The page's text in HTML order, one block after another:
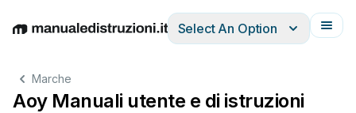
EnglishDeutschEspañolItalianoFrançais
Select An Option
Marche
Aoy Manuali utente e di istruzioni